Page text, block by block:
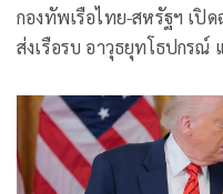
กองทัพเรือไทย-สหรัฐฯ เปิด
ส่งเรือรบ อาวุธยุทโธปกรณ์
คุกคามทางทะเลในภูมิภาค